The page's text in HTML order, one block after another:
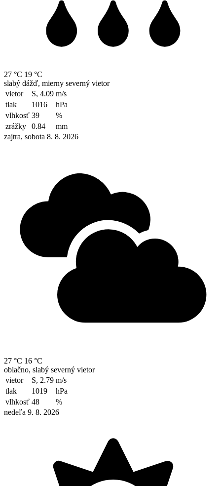
27 °C 19 °C
slabý dážď, mierny severný vietor
vietor
S, 4.09 m/s
tlak
1016
hPa
vlhkosť 39
%
zrážky
0.84
mm
zajtra, sobota 8. 8. 2026
27 °C 16 °C
oblačno, slabý severný vietor
vietor
S, 2.79 m/s
tlak
1019
hPa
vlhkosť 48
%
nedeľa 9. 8. 2026